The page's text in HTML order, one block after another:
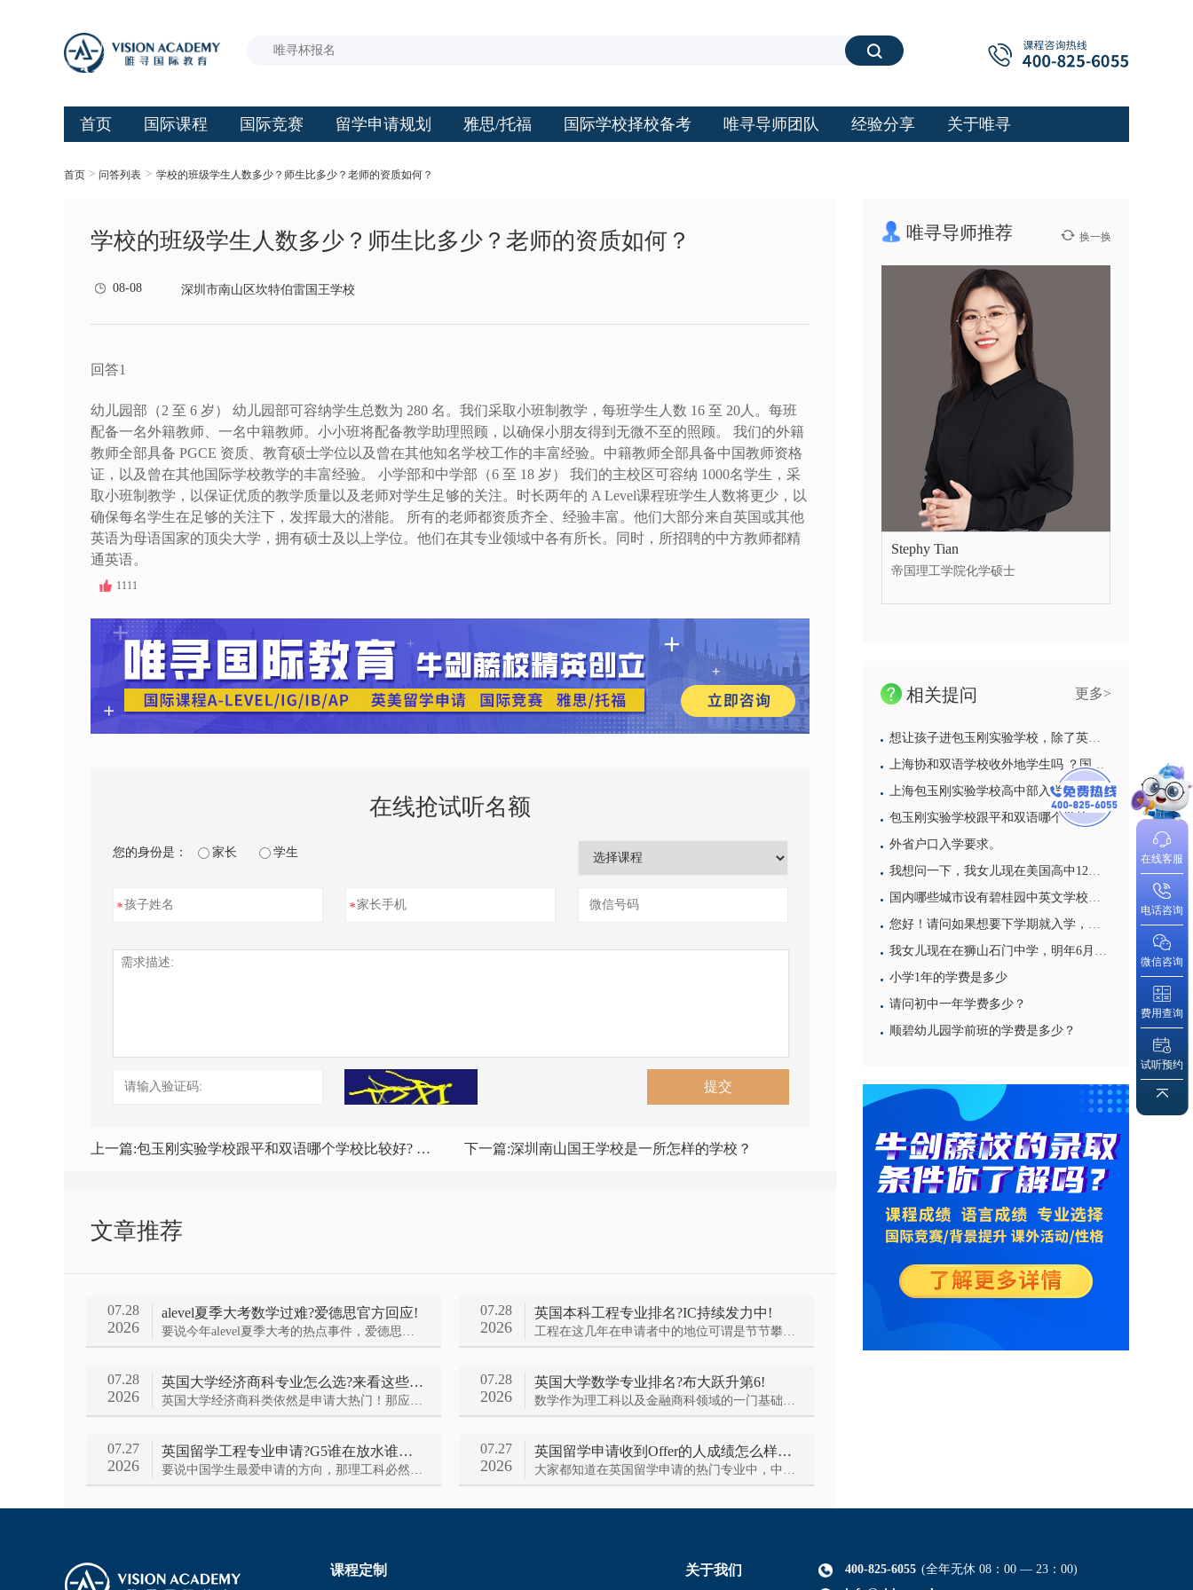
搜索
首页 国际课程 国际竞赛 留学申请规划 雅思/托福 国际学校择校备考 唯寻导师团队 经验分享 关于唯寻
首页 > 问答列表 > 学校的班级学生人数多少？师生比多少？老师的资质如何？
学校的班级学生人数多少？师生比多少？老师的资质如何？
08-08 深圳市南山区坎特伯雷国王学校
回答1
幼儿园部（2 至 6 岁） 幼儿园部可容纳学生总数为 280 名。我们采取小班制教学，每班学生人数 16 至 20人。每班
配备一名外籍教师、一名中籍教师。小小班将配备教学助理照顾，以确保小朋友得到无微不至的照顾。 我们的外籍
教师全部具备 PGCE 资质、教育硕士学位以及曾在其他知名学校工作的丰富经验。中籍教师全部具备中国教师资格
证，以及曾在其他国际学校教学的丰富经验。 小学部和中学部（6 至 18 岁） 我们的主校区可容纳 1000名学生，采
取小班制教学，以保证优质的教学质量以及老师对学生足够的关注。时长两年的 A Level课程班学生人数将更少，以
确保每名学生在足够的关注下，发挥最大的潜能。 所有的老师都资质齐全、经验丰富。他们大部分来自英国或其他
英语为母语国家的顶尖大学，拥有硕士及以上学位。他们在其专业领域中各有所长。同时，所招聘的中方教师都精
通英语。
1111
在线抢试听名额
您的身份是： 家长 学生
* *
提交
上一篇:包玉刚实验学校跟平和双语哪个学校比较好? 教学质量，升学率哪个比较高？ 下一篇:深圳南山国王学校是一所怎样的学校？
文章推荐
07.28
2026
alevel夏季大考数学过难?爱德思官方回应!
要说今年alevel夏季大考的热点事件，爱德思数学·本土版考试的地狱难度必然能上榜，超3万人请愿考试局重申的风波还在持续。官方是怎么回应的呢？我们一起来看看~
07.28
2026
英国本科工程专业排名?IC持续发力中!
工程在这几年在申请者中的地位可谓是节节攀升，那今年英国本科工程专业排名情况如何呢？我们一起来看
07.28
2026
英国大学经济商科专业怎么选?来看这些排名TOP的学校
英国大学经济商科类依然是申请大热门！那应该怎么选校呢？我们不妨来一起看看今年的专业排名吧~
07.28
2026
英国大学数学专业排名?布大跃升第6!
数学作为理工科以及金融商科领域的一门基础学科，在各个领域都有着广泛的应用。那今年英国大学数学专业排名如何呢？
07.27
2026
英国留学工程专业申请?G5谁在放水谁在收紧?
要说中国学生最爱申请的方向，那理工科必然遥遥领先~那么英国留学工程专业申请今年的难度又如何了呢？我们一起来看——
07.27
2026
英国留学申请收到Offer的人成绩怎么样?一起来看
大家都知道在英国留学申请的热门专业中，中国学生选择理工科的人数一直都遥遥领先。那今年收到英国理工科专业录取的学生都有着怎样的成绩呢？我们一起来看~
唯寻导师推荐 换一换
Stephy Tian
帝国理工学院化学硕士
相关提问 更多>
想让孩子进包玉刚实验学校，除了英语还须培养什么能力
上海协和双语学校收外地学生吗 ？国际部学费多少 ？
上海包玉刚实验学校高中部入学考试难么
包玉刚实验学校跟平和双语哪个学校比较好? 教学质量，升学率哪个比较高？
外省户口入学要求。
我想问一下，我女儿现在美国高中12年级上学期，因为家庭原因回广州，请问可以报读你们的12年级下学期
国内哪些城市设有碧桂园中英文学校国际班？
您好！请问如果想要下学期就入学，怎么办？
我女儿现在在狮山石门中学，明年6月参加中考， 请问到你们学校读高中，需要什么条件。谢谢！
小学1年的学费是多少
请问初中一年学费多少？
顺碧幼儿园学前班的学费是多少？
课程定制 关于我们 400-825-6055 (全年无休 08：00 — 23：00)
在线客服
电话咨询
微信咨询
费用查询
试听预约